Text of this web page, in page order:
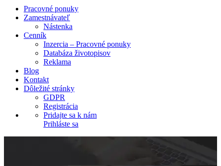
Pracovné ponuky
Zamestnávateľ
Nástenka
Cenník
Inzercia – Pracovné ponuky
Databáza životopisov
Reklama
Blog
Kontakt
Dôležité stránky
GDPR
Registrácia
Pridajte sa k nám
Prihláste sa